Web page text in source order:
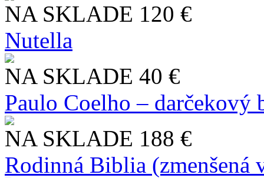
NA SKLADE 120 €
Nutella
NA SKLADE 40 €
Paulo Coelho – darčekový
NA SKLADE 188 €
Rodinná Biblia (zmenšená